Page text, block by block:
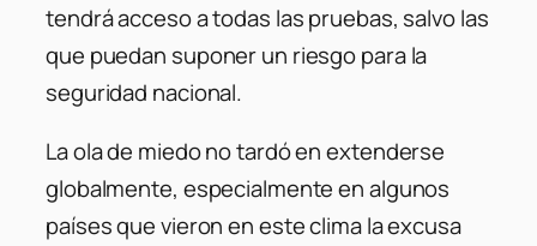
tendrá acceso a todas las pruebas, salvo las
que puedan suponer un riesgo para la
seguridad nacional.
La ola de miedo no tardó en extenderse
globalmente, especialmente en algunos
países que vieron en este clima la excusa